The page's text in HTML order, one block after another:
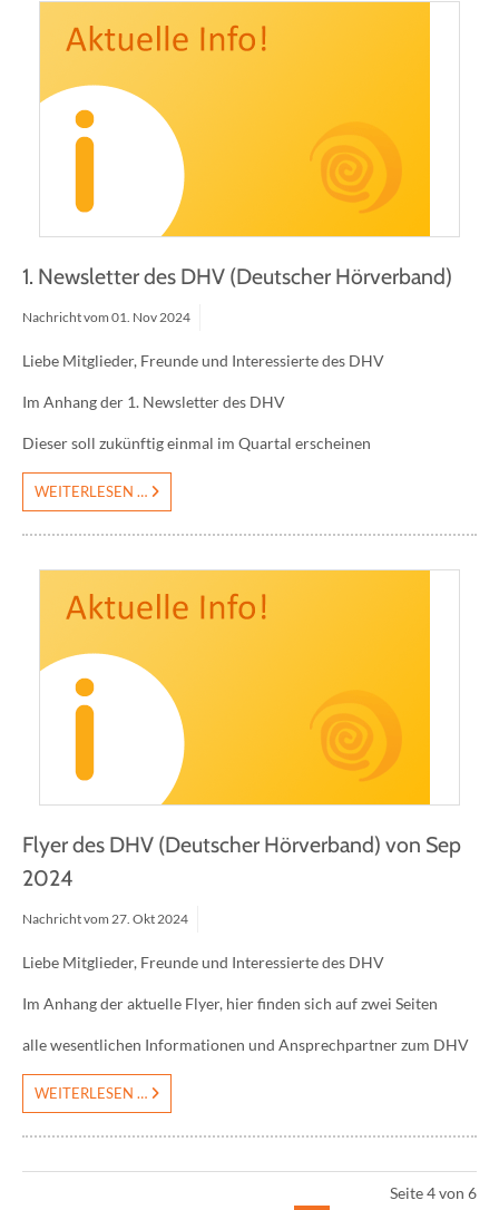
1. Newsletter des DHV (Deutscher Hörverband)
Nachricht vom 01. Nov 2024
Liebe Mitglieder, Freunde und Interessierte des DHV
Im Anhang der 1. Newsletter des DHV
Dieser soll zukünftig einmal im Quartal erscheinen
WEITERLESEN …
Flyer des DHV (Deutscher Hörverband) von Sep
2024
Nachricht vom 27. Okt 2024
Liebe Mitglieder, Freunde und Interessierte des DHV
Im Anhang der aktuelle Flyer, hier finden sich auf zwei Seiten
alle wesentlichen Informationen und Ansprechpartner zum DHV
WEITERLESEN …
Seite 4 von 6